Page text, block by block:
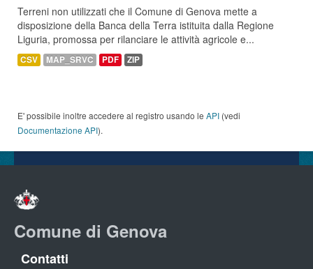
Terreni non utilizzati che il Comune di Genova mette a
disposizione della Banca della Terra istituita dalla Regione
Liguria, promossa per rilanciare le attività agricole e...
CSV MAP_SRVC PDF ZIP
E' possibile inoltre accedere al registro usando le API (vedi
Documentazione API).
Comune di Genova
Contatti